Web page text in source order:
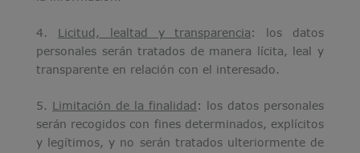
4. Licitud, lealtad y transparencia: los datos
personales serán tratados de manera lícita, leal y
transparente en relación con el interesado.
5. Limitación de la finalidad: los datos personales
serán recogidos con fines determinados, explícitos
y legítimos, y no serán tratados ulteriormente de